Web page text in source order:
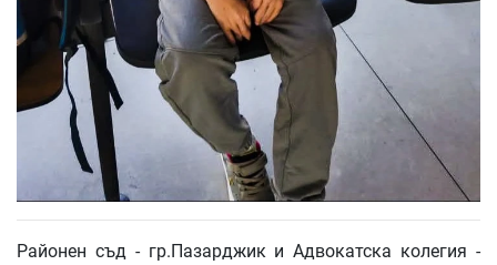
Районен съд - гр.Пазарджик и Адвокатска колегия -